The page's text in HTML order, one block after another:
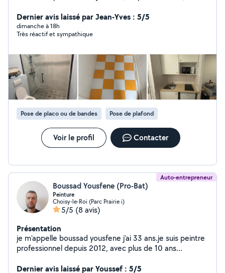
Dernier avis laissé par Jean-Yves : 5/5
dimanche à 18h
Très réactif et sympathique
Pose de placo ou de bandes Pose de plafond
Voir le profil Contacter
Auto-entrepreneur
Boussad Yousfene (Pro-Bat)
Peinture
Choisy-le-Roi (Parc Prairie i)
5/5 (8 avis)
Présentation
je m'appelle boussad yousfene j'ai 33 ans.je suis peintre
professionnel depuis 2012, avec plus de 10 ans
et précision à chaque projets Mes services : peinture
Dernier avis laissé par Youssef : 5/5